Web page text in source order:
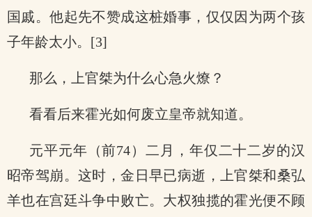
国戚。他起先不赞成这桩婚事，仅仅因为两个孩
子年龄太小。[3]
那么，上官桀为什么心急火燎？
看看后来霍光如何废立皇帝就知道。
元平元年（前74）二月，年仅二十二岁的汉
昭帝驾崩。这时，金日早已病逝，上官桀和桑弘
羊也在宫廷斗争中败亡。大权独揽的霍光便不顾